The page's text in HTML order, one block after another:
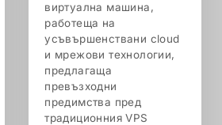
виртуална машина,
работеща на
усъвършенствани cloud
и мрежови технологии,
предлагаща
превъзходни
предимства пред
традиционния VPS